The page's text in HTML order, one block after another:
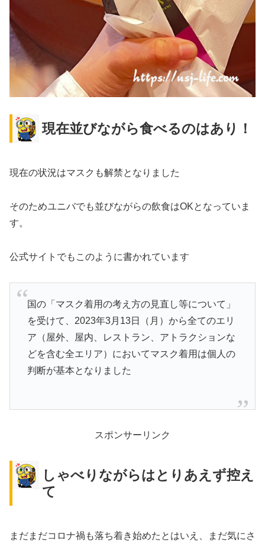
現在並びながら食べるのはあり！
現在の状況はマスクも解禁となりました
そのためユニバでも並びながらの飲食はOKとなっていま
す。
公式サイトでもこのように書かれています
国の「マスク着用の考え方の見直し等について」
を受けて、2023年3月13日（月）から全てのエリ
ア（屋外、屋内、レストラン、アトラクションな
どを含む全エリア）においてマスク着用は個人の
判断が基本となりました
スポンサーリンク
しゃべりながらはとりあえず控え
て
まだまだコロナ禍も落ち着き始めたとはいえ、まだ気にさ